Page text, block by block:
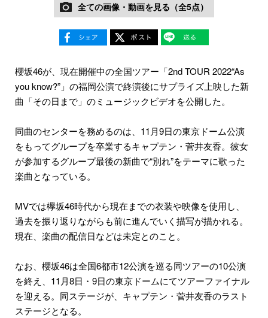
全ての画像・動画を見る（全5点）
櫻坂46が、現在開催中の全国ツアー「2nd TOUR 2022“As
you know?”」の福岡公演で終演後にサプライズ上映した新
曲「その日まで」のミュージックビデオを公開した。
同曲のセンターを務めるのは、11月9日の東京ドーム公演
をもってグループを卒業するキャプテン・菅井友香。彼女
が参加するグループ最後の新曲で“別れ”をテーマに歌った
楽曲となっている。
MVでは欅坂46時代から現在までの衣装や映像を使用し、
過去を振り返りながらも前に進んでいく描写が描かれる。
現在、楽曲の配信日などは未定とのこと。
なお、櫻坂46は全国6都市12公演を巡る同ツアーの10公演
を終え、11月8日・9日の東京ドームにてツアーファイナル
を迎える。同ステージが、キャプテン・菅井友香のラスト
ステージとなる。